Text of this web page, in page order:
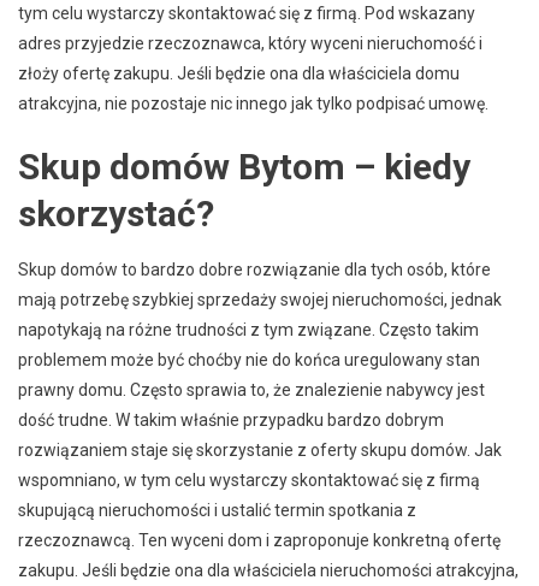
tym celu wystarczy skontaktować się z firmą. Pod wskazany
adres przyjedzie rzeczoznawca, który wyceni nieruchomość i
złoży ofertę zakupu. Jeśli będzie ona dla właściciela domu
atrakcyjna, nie pozostaje nic innego jak tylko podpisać umowę.
Skup domów Bytom – kiedy
skorzystać?
Skup domów to bardzo dobre rozwiązanie dla tych osób, które
mają potrzebę szybkiej sprzedaży swojej nieruchomości, jednak
napotykają na różne trudności z tym związane. Często takim
problemem może być choćby nie do końca uregulowany stan
prawny domu. Często sprawia to, że znalezienie nabywcy jest
dość trudne. W takim właśnie przypadku bardzo dobrym
rozwiązaniem staje się skorzystanie z oferty skupu domów. Jak
wspomniano, w tym celu wystarczy skontaktować się z firmą
skupującą nieruchomości i ustalić termin spotkania z
rzeczoznawcą. Ten wyceni dom i zaproponuje konkretną ofertę
zakupu. Jeśli będzie ona dla właściciela nieruchomości atrakcyjna,